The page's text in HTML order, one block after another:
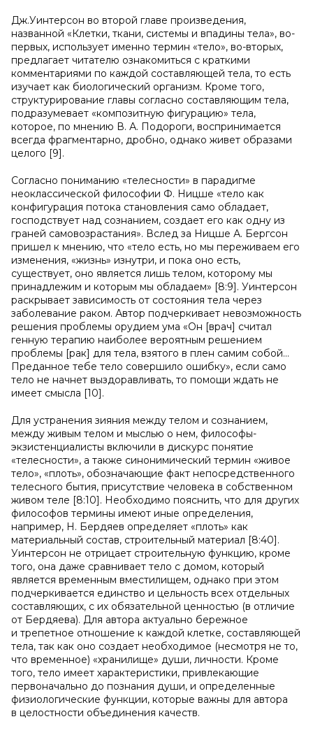
Дж.Уинтерсон во второй главе произведения,
названной «Клетки, ткани, системы и впадины тела», во-
первых, использует именно термин «тело», во-вторых,
предлагает читателю ознакомиться с краткими
комментариями по каждой составляющей тела, то есть
изучает как биологический организм. Кроме того,
структурирование главы согласно составляющим тела,
подразумевает «композитную фигурацию» тела,
которое, по мнению В. А. Подороги, воспринимается
всегда фрагментарно, дробно, однако живет образами
целого [9].
Согласно пониманию «телесности» в парадигме
неоклассической философии Ф. Ницше «тело как
конфигурация потока становления само обладает,
господствует над сознанием, создает его как одну из
граней самовозрастания». Вслед за Ницше А. Бергсон
пришел к мнению, что «тело есть, но мы переживаем его
изменения, «жизнь» изнутри, и пока оно есть,
существует, оно является лишь телом, которому мы
принадлежим и которым мы обладаем» [8:9]. Уинтерсон
раскрывает зависимость от состояния тела через
заболевание раком. Автор подчеркивает невозможность
решения проблемы орудием ума «Он [врач] считал
генную терапию наиболее вероятным решением
проблемы [рак] для тела, взятого в плен самим собой…
Преданное тебе тело совершило ошибку», если само
тело не начнет выздоравливать, то помощи ждать не
имеет смысла [10].
Для устранения зияния между телом и сознанием,
между живым телом и мыслью о нем, философы-
экзистенциалисты включили в дискурс понятие
«телесности», а также синонимический термин «живое
тело», «плоть», обозначающие факт непосредственного
телесного бытия, присутствие человека в собственном
живом теле [8:10]. Необходимо пояснить, что для других
философов термины имеют иные определения,
например, Н. Бердяев определяет «плоть» как
материальный состав, строительный материал [8:40].
Уинтерсон не отрицает строительную функцию, кроме
того, она даже сравнивает тело с домом, который
является временным вместилищем, однако при этом
подчеркивается единство и цельность всех отдельных
составляющих, с их обязательной ценностью (в отличие
от Бердяева). Для автора актуально бережное
и трепетное отношение к каждой клетке, составляющей
тела, так как оно создает необходимое (несмотря не то,
что временное) «хранилище» души, личности. Кроме
того, тело имеет характеристики, привлекающие
первоначально до познания души, и определенные
физиологические функции, которые важны для автора
в целостности объединения качеств.